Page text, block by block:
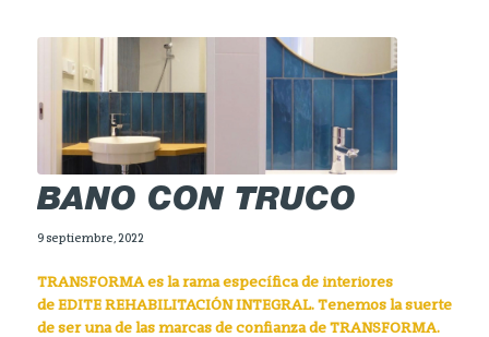
BAÑO CON TRUCO
9 septiembre, 2022
TRANSFORMA es la rama específica de interiores
de EDITE REHABILITACIÓN INTEGRAL. Tenemos la suerte
de ser una de las marcas de confianza de TRANSFORMA.